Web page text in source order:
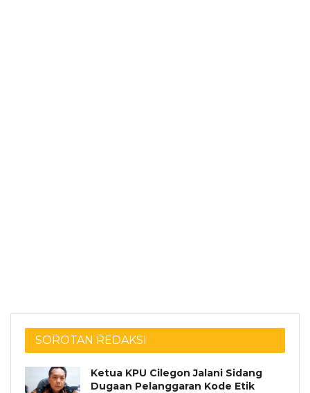
SOROTAN REDAKSI
Ketua KPU Cilegon Jalani Sidang
Dugaan Pelanggaran Kode Etik